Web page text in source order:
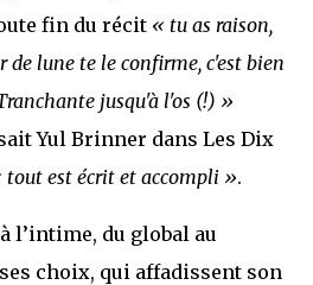
fin du récit « tu as raison,
de lune te le confirme, c'est bien
jusqu'à l'os (!) »
Yul Brinner dans Les Dix
tout est écrit et accompli ».
l’intime, du global au
choix, qui affadissent son